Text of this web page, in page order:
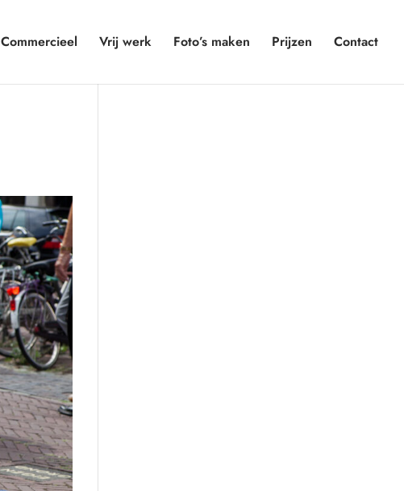
Commercieel Vrij werk Foto’s maken Prijzen Contact